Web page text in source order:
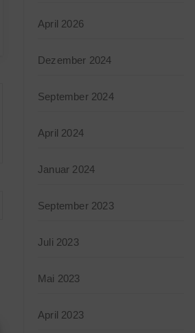
April 2026
Dezember 2024
September 2024
April 2024
Januar 2024
September 2023
Juli 2023
Mai 2023
April 2023